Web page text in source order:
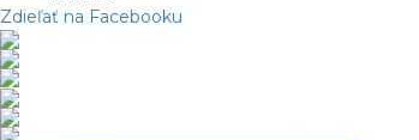
Zdieľať na Facebooku